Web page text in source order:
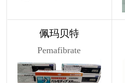
佩玛贝特
Pemafibrate